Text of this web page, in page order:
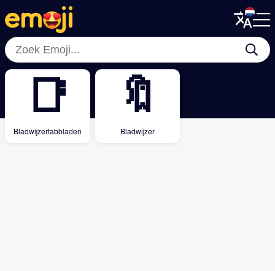
Menu
Close
Menu
Close
📑
Bladwijzertabbladen
🔖
Bladwijzer